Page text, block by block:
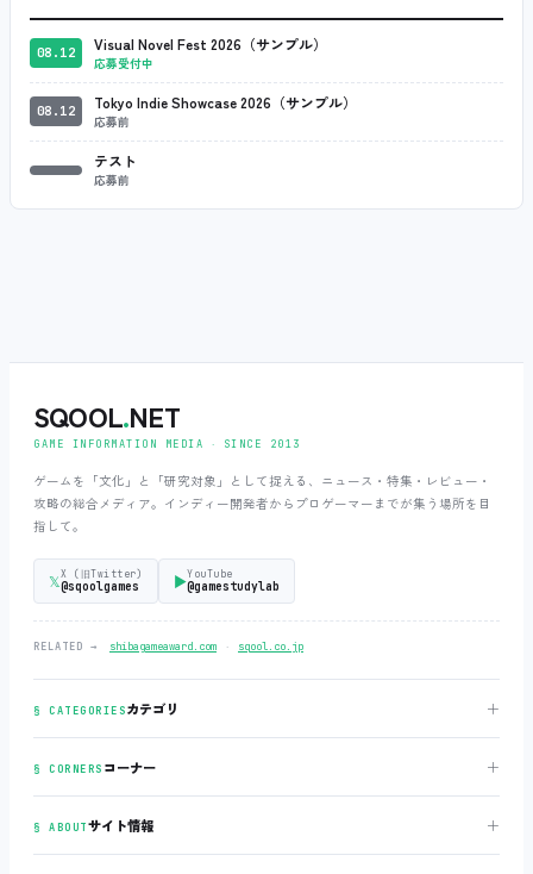
08.12 Visual Novel Fest 2026（サンプル）
応募受付中
08.12 Tokyo Indie Showcase 2026（サンプル）
応募前
テスト
応募前
SQOOL.NET
GAME INFORMATION MEDIA ‧ SINCE 2013
ゲームを「文化」と「研究対象」として捉える、ニュース・特集・レビュー・
攻略の総合メディア。インディー開発者からプロゲーマーまでが集う場所を目
指して。
𝕏X (旧Twitter)
@sqoolgames ▶YouTube
@gamestudylab
RELATED → shibagameaward.com ‧ sqool.co.jp
§ CATEGORIESカテゴリ ＋
§ CORNERS コーナー ＋
§ ABOUTサイト情報 ＋